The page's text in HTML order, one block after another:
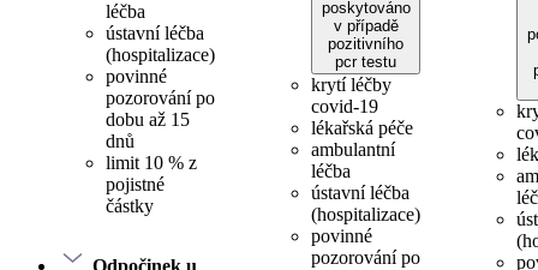
léčba
ústavní léčba
(hospitalizace)
povinné
pozorování po
dobu až 15
dnů
limit 10 % z
pojistné
částky
Odpočinek u
poskytováno
v případě
pozitivního
pcr testu
krytí léčby
covid-19
lékařská péče
ambulantní
léčba
ústavní léčba
(hospitalizace)
povinné
pozorování po